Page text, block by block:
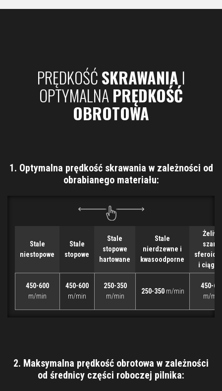
PRĘDKOŚĆSKRAWANIA I
OPTYMALNA PRĘDKOŚĆ
OBROTOWA
1. Optymalna prędkość skrawania w zależności od
obrabianego materiału:
Stale
niestopowe
Stale
stopowe
Stale
stopowe
hartowane
Stale
nierdzewne i
kwasoodporne
Żeliwo
szare,
i
450-600
m/min
450-600
m/min
250-350
m/min
250-350 m/min
450-
m/min
2. Maksymalna prędkość obrotowa w zależności
od średnicy części roboczej pilnika: